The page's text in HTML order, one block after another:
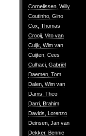
Cornelissen, Willy
Coutinho, Gino
Cox, Thomas
Crooij, Vito van
Cuijk, Wim van
Cuijten, Cees
Culhaci, Gabriël
Daemen, Tom
Dalen, Wim van
Dams, Theo
Darri, Brahim
Davids, Lorenzo
Deinsen, Jan van
Dekker, Bennie